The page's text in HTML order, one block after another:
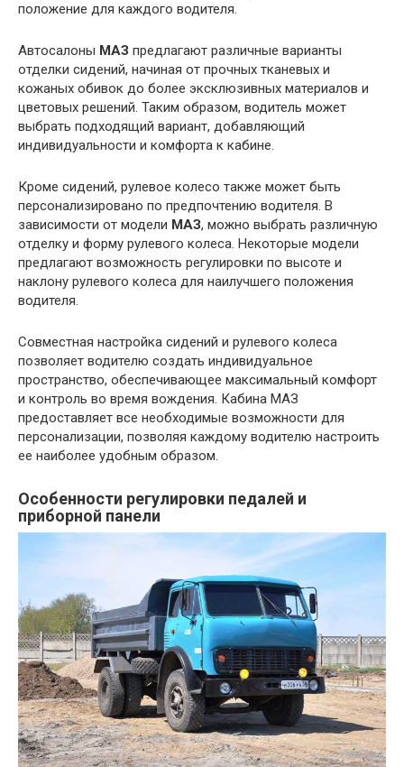
положение для каждого водителя.
Автосалоны МАЗ предлагают различные варианты
отделки сидений, начиная от прочных тканевых и
кожаных обивок до более эксклюзивных материалов и
цветовых решений. Таким образом, водитель может
выбрать подходящий вариант, добавляющий
индивидуальности и комфорта к кабине.
Кроме сидений, рулевое колесо также может быть
персонализировано по предпочтению водителя. В
зависимости от модели МАЗ, можно выбрать различную
отделку и форму рулевого колеса. Некоторые модели
предлагают возможность регулировки по высоте и
наклону рулевого колеса для наилучшего положения
водителя.
Совместная настройка сидений и рулевого колеса
позволяет водителю создать индивидуальное
пространство, обеспечивающее максимальный комфорт
и контроль во время вождения. Кабина МАЗ
предоставляет все необходимые возможности для
персонализации, позволяя каждому водителю настроить
ее наиболее удобным образом.
Особенности регулировки педалей и
приборной панели